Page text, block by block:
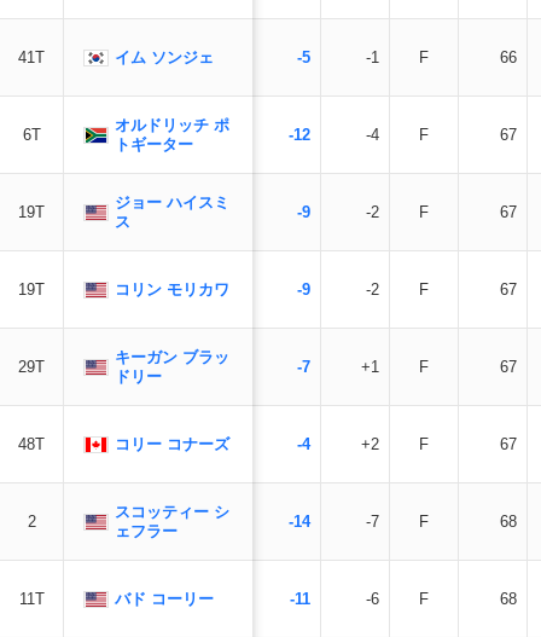
41T イム ソンジェ
6T
オルドリッチ ポ
トギーター
19T
ジョー ハイスミ
ス
19T コリン モリカワ
29T
キーガン ブラッ
ドリー
48T コリー コナーズ
2
スコッティー シ
ェフラー
11T バド コーリー
-5 -1 F 66
-12 -4 F 67
-9 -2 F 67
-9 -2 F 67
-7 +1 F 67
-4 +2 F 67
-14 -7 F 68
-11 -6 F 68